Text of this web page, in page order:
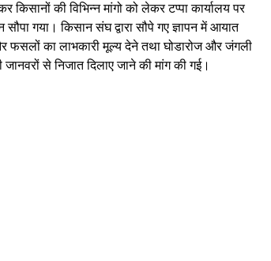
किसानों की विभिन्न मांगो को लेकर टप्पा कार्यालय पर
गया। किसान संघ द्वारा सौपे गए ज्ञापन में आयात
फसलों का लाभकारी मूल्य देने तथा घोडारोज और जंगली
से निजात दिलाए जाने की मांग की गई।